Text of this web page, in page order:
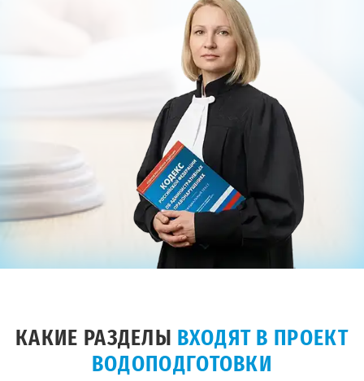
КАКИЕ РАЗДЕЛЫ
ВХОДЯТ В ПРОЕКТ
ВОДОПОДГОТОВКИ